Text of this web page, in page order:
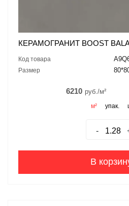
КЕРАМОГРАНИТ BOOST
Код товара
Размер
6210 руб./м²
м² упак.
-
В